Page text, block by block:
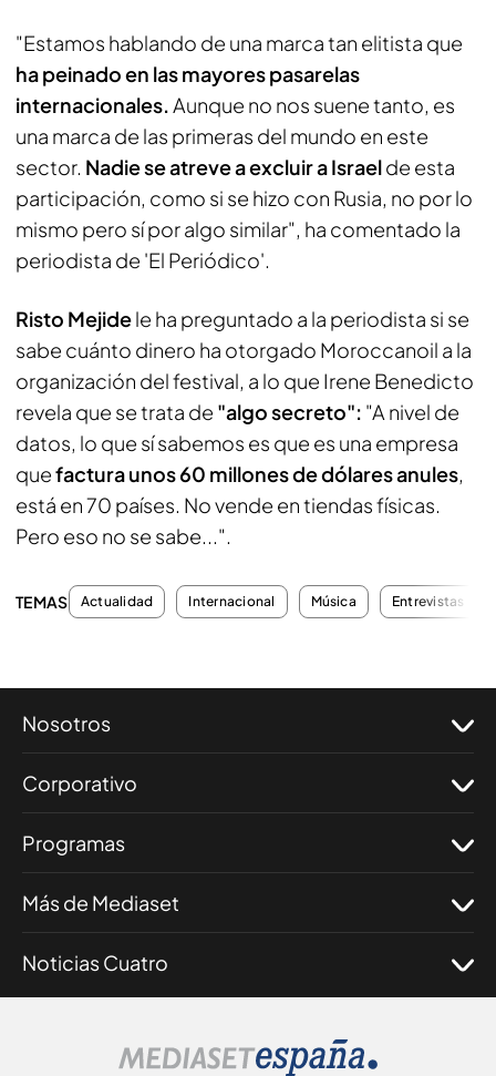
"Estamos hablando de una marca tan elitista que
ha peinado en las mayores pasarelas
internacionales.Aunque no nos suene tanto, es
una marca de las primeras del mundo en este
sector. Nadie se atreve a excluir a Israelde esta
participación, como si se hizo con Rusia, no por lo
mismo pero sí por algo similar", ha comentado la
periodista de 'El Periódico'.
Risto Mejidele ha preguntado a la periodista si se
sabe cuánto dinero ha otorgado Moroccanoil a la
organización del festival, a lo que Irene Benedicto
revela que se trata de "algo secreto": "A nivel de
datos, lo que sí sabemos es que es una empresa
quefactura unos 60 millones de dólares anules,
está en 70 países. No vende en tiendas físicas.
Pero eso no se sabe...".
TEMAS Actualidad Internacional Música Entrevistas
Nosotros
Corporativo
Programas
Más de Mediaset
Noticias Cuatro